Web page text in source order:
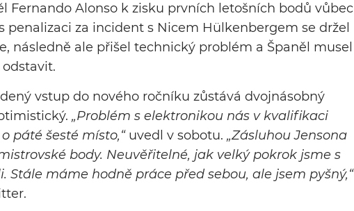
Fernando Alonso k zisku prvních letošních bodů vůbec
penalizaci za incident s Nicem Hülkenbergem se držel
následně ale přišel technický problém a Španěl musel
vstup do nového ročníku zůstává dvojnásobný
„Problém s elektronikou nás v kvalifikaci
páté šesté místo,“uvedl v sobotu. „Zásluhou Jensona
body. Neuvěřitelné, jak velký pokrok jsme s
Stále máme hodně práce před sebou, ale jsem pyšný,“